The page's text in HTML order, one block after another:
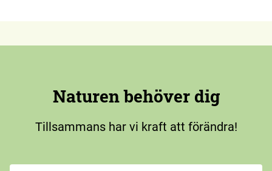
Naturen behöver dig
Tillsammans har vi kraft att förändra!